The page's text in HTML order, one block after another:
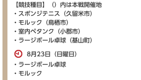
【競技種目】（）内は本戦開催地
・スポンジテニス（久留米市）
・モルック（鳥栖市）
・室内ペタンク（小郡市）
・ラージボール卓球（基山町）
8月23日（日曜日）
・ラージボール卓球
・モルック